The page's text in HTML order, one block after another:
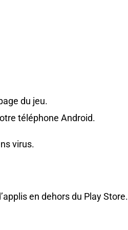
du jeu.
téléphone Android.
virus.
en dehors du Play Store.